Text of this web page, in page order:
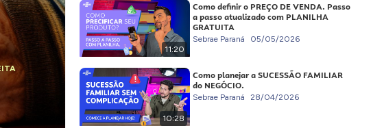
11:20
Como definir o PREÇO DE VENDA. Passo
a passo atualizado com PLANILHA
GRATUITA
Sebrae Paraná 05/05/2026
10:28
Como planejar a SUCESSÃO FAMILIAR
do NEGÓCIO.
Sebrae Paraná 28/04/2026